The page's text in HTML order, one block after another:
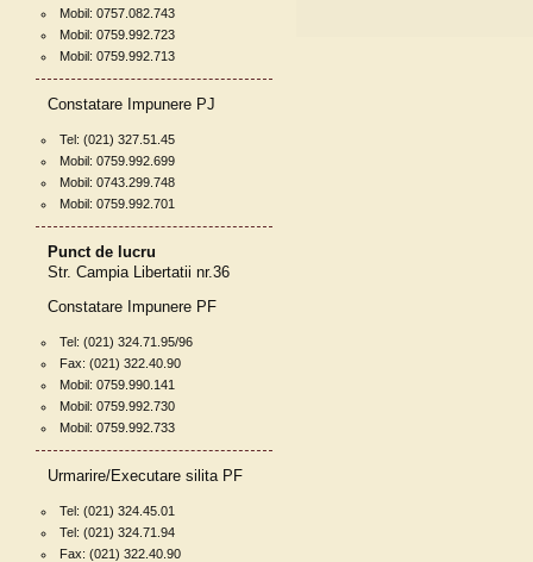
Mobil: 0757.082.743
Mobil: 0759.992.723
Mobil: 0759.992.713
Constatare Impunere PJ
Tel: (021) 327.51.45
Mobil: 0759.992.699
Mobil: 0743.299.748
Mobil: 0759.992.701
Punct de lucru
Str. Campia Libertatii nr.36
Constatare Impunere PF
Tel: (021) 324.71.95/96
Fax: (021) 322.40.90
Mobil: 0759.990.141
Mobil: 0759.992.730
Mobil: 0759.992.733
Urmarire/Executare silita PF
Tel: (021) 324.45.01
Tel: (021) 324.71.94
Fax: (021) 322.40.90